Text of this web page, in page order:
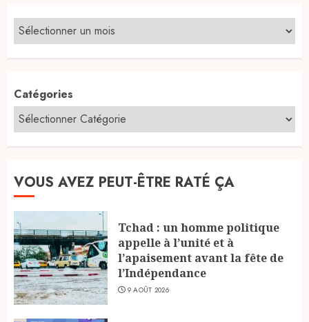
Catégories
VOUS AVEZ PEUT-ÊTRE RATÉ ÇA
Tchad : un homme politique
appelle à l’unité et à
l’apaisement avant la fête de
l’Indépendance
9 AOÛT 2026